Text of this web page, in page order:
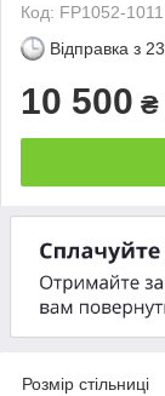
Код: FP1052-
Відправка з
10 500 ₴
Розмір стільниці